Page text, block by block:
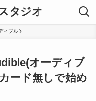
タジオ
ィブル
オーディブ
ード無しで始め